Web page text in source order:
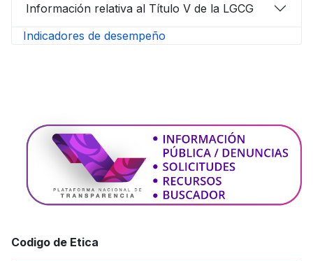
Información relativa al Título V de la LGCG
Indicadores de desempeño
Codigo de Etica